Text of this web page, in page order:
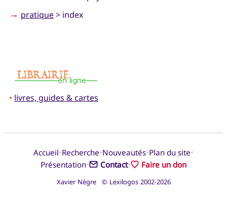
→ pratique> index
• livres, guides & cartes
Accueil•Recherche•Nouveautés•Plan du site•
Présentation• Contact• Faire un don
Xavier Nègre © Lexilogos 2002-2026